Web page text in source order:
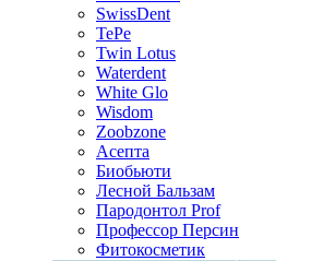
SwissDent
TePe
Twin Lotus
Waterdent
White Glo
Wisdom
Zoobzone
Асепта
Биобьюти
Лесной Бальзам
Пародонтол Prof
Профессор Персин
Фитокосметик